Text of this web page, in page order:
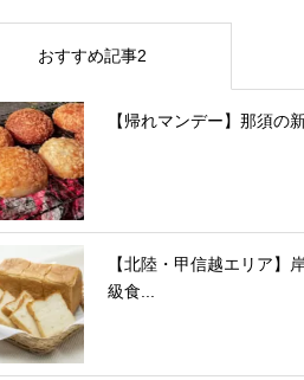
おすすめ記事2
【帰れマンデー】那須の
【北陸・甲信越エリア】
級食...